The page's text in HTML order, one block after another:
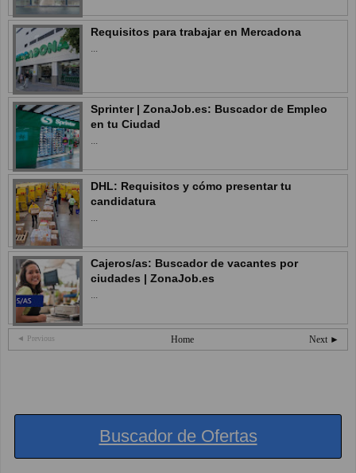
Requisitos para trabajar en Mercadona
...
Sprinter | ZonaJob.es: Buscador de Empleo
en tu Ciudad
...
DHL: Requisitos y cómo presentar tu
candidatura
...
Cajeros/as: Buscador de vacantes por
ciudades | ZonaJob.es
...
◄ Previous Next ►
Home
Buscador de Ofertas